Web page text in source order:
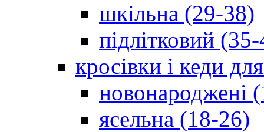
шкільна (29-38)
підлітковий
кросівки і кеди
новонароджені
ясельна (18-26)